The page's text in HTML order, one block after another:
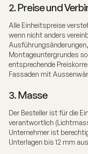
2. Preise und
Alle Einheitspreise
wenn nicht anders
Montageuntergrundes
entsprechende
Fassaden mit
3. Masse
Der Besteller ist für die
verantwortlich
Unternehmer ist
Unterlagen bis 12 mm